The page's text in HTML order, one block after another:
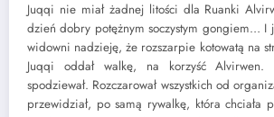
Juqqi nie miał żadnej litości dla Ruanki
dzień dobry potężnym soczystym gongiem… I
widowni nadzieję, że rozszarpie kotowatą na
Juqqi oddał walkę, na korzyść
spodziewał. Rozczarował wszystkich od
przewidział, po samą rywalkę, która chciała